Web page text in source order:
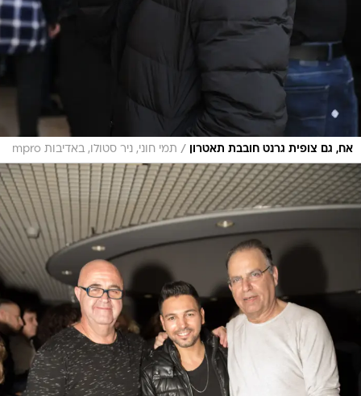
אח, גם צופית גרנט חובבת תאטרון / תמי חוני, ניר סטולו, באדיבות mpro